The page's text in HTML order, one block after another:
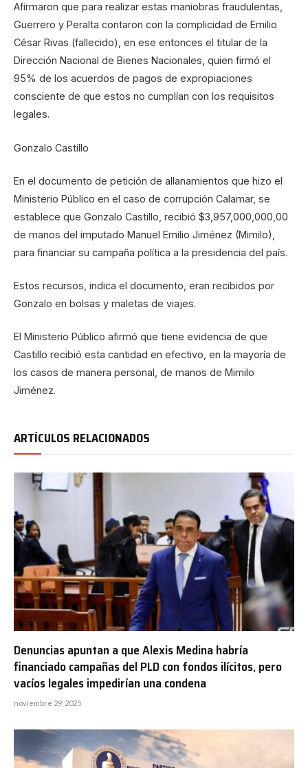
Afirmaron que para realizar estas maniobras fraudulentas,
Guerrero y Peralta contaron con la complicidad de Emilio
César Rivas (fallecido), en ese entonces el titular de la
Dirección Nacional de Bienes Nacionales, quien firmó el
95% de los acuerdos de pagos de expropiaciones
consciente de que estos no cumplían con los requisitos
legales.
Gonzalo Castillo
En el documento de petición de allanamientos que hizo el
Ministerio Público en el caso de corrupción Calamar, se
establece que Gonzalo Castillo, recibió $3,957,000,000,00
de manos del imputado Manuel Emilio Jiménez (Mimilo),
para financiar su campaña política a la presidencia del país.
Estos recursos, indica el documento, eran recibidos por
Gonzalo en bolsas y maletas de viajes.
El Ministerio Público afirmó que tiene evidencia de que
Castillo recibió esta cantidad en efectivo, en la mayoría de
los casos de manera personal, de manos de Mimilo
Jiménez.
ARTÍCULOS RELACIONADOS
Denuncias apuntan a que Alexis Medina habría
financiado campañas del PLD con fondos ilícitos, pero
vacíos legales impedirían una condena
noviembre 29, 2025